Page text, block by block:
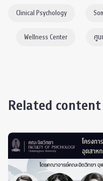
Clinical Psychology
Wellness Center ศูน
Related content